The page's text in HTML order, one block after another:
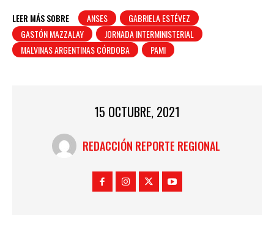
LEER MÁS SOBRE ANSES
GABRIELA ESTÉVEZ
GASTÓN MAZZALAY
JORNADA INTERMINISTERIAL
MALVINAS ARGENTINAS CÓRDOBA
PAMI
15 OCTUBRE, 2021
REDACCIÓN REPORTE REGIONAL